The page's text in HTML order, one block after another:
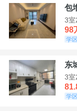
包
3室
98
学区
东
3室
学区